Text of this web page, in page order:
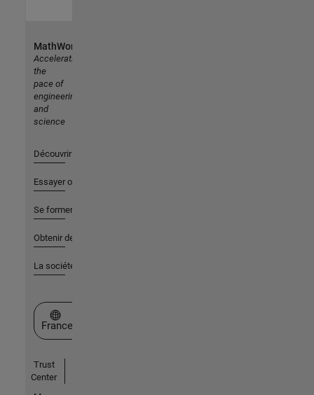
MathWorks
Accelerating
the
pace of
engineering
and
science
Découvrir les produits
Essayer ou acheter
Se former
Obtenir de l'aide
La société
Sélectionner un site web
France
Trust
Center